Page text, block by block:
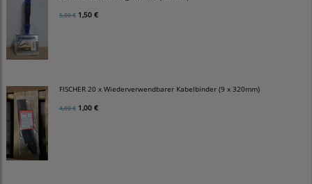
5,00 € 1,50 €
FISCHER 20 x Wiederverwendbarer Kabelbinder (9 x 320mm)
4,00 € 1,00 €